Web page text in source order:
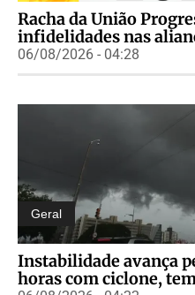
Racha da União
infidelidades nas
06/08/2026 - 04:28
Geral
Instabilidade avança
horas com ciclone,